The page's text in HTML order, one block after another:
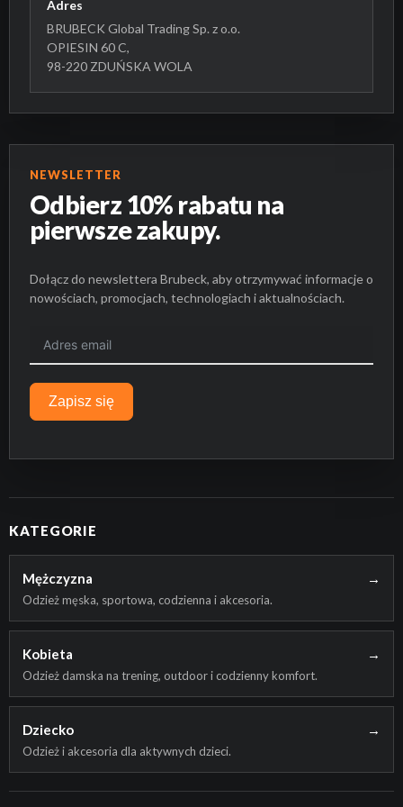
BRAK PRODUKTÓW W KOSZYKU.
Adres
BRUBECK Global Trading Sp. z o.o.
OPIESIN 60 C,
98-220 ZDUŃSKA WOLA
NEWSLETTER
Odbierz 10% rabatu na
pierwsze zakupy.
Dołącz do newslettera Brubeck, aby otrzymywać informacje o
nowościach, promocjach, technologiach i aktualnościach.
Zapisz się
KATEGORIE
Mężczyzna →
Odzież męska, sportowa, codzienna i akcesoria.
Kobieta →
Odzież damska na trening, outdoor i codzienny komfort.
Dziecko →
Odzież i akcesoria dla aktywnych dzieci.